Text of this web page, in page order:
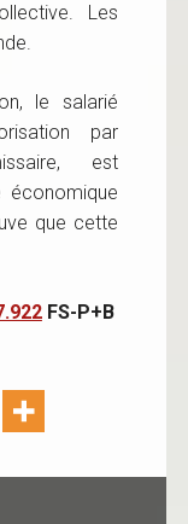
Les
le salarié
par
est
que cette
FS-P+B